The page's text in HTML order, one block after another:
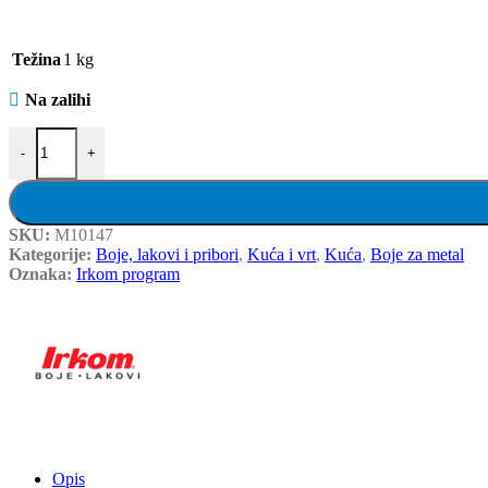
Težina 1 kg
Na zalihi
-
IRKOM boja za metal 3u1 – Srebrena, RAL 9006 – 1 kg količina
+
SKU: M10147
Kategorije: Boje, lakovi i pribori, Kuća i vrt, Kuća, Boje za metal
Oznaka: Irkom program
Opis